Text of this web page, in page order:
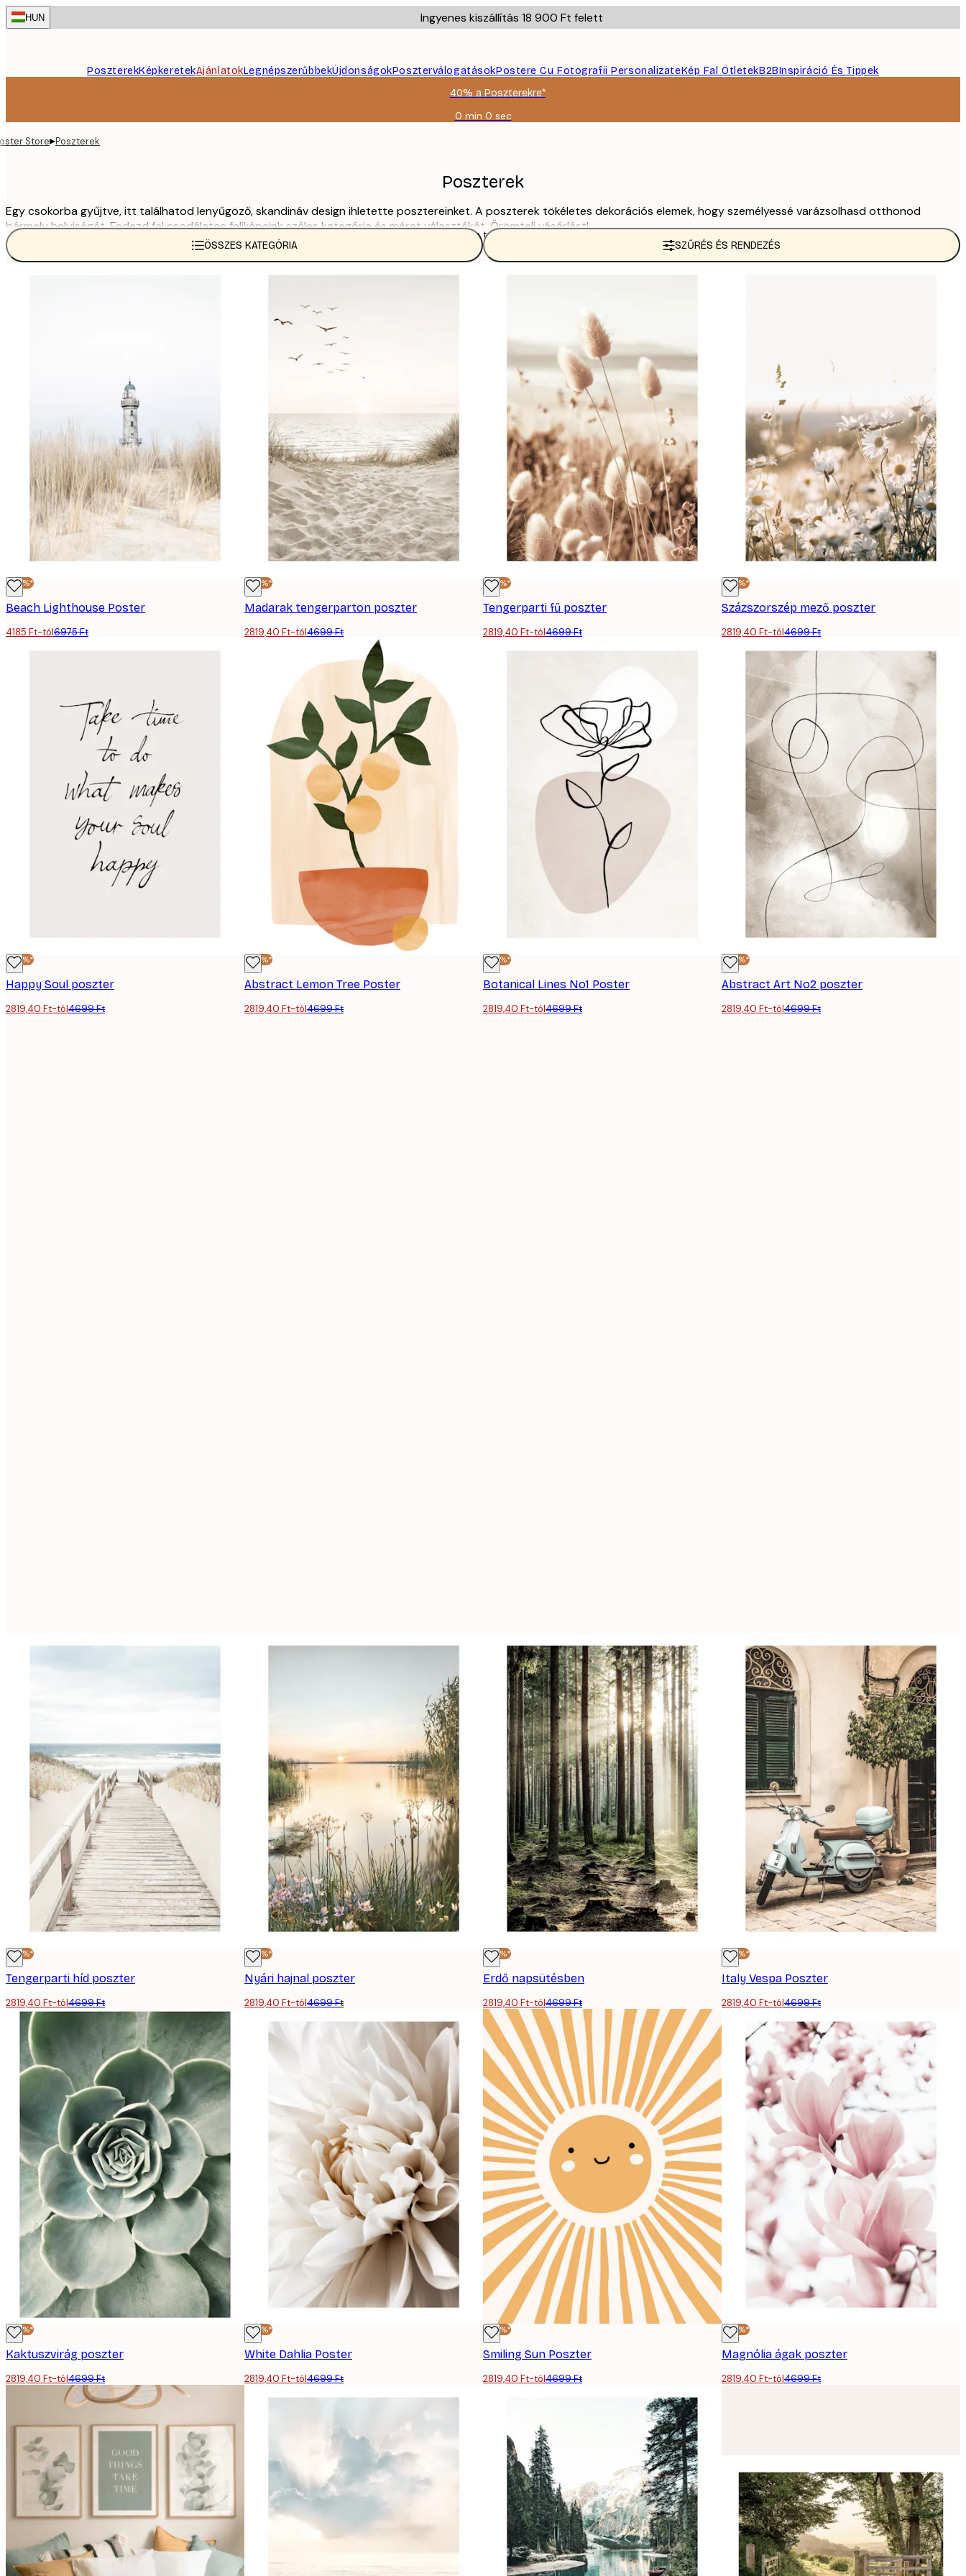
Skip
to
HUN Ingyenes kiszállítás 18 900 Ft felett
PoszterekKépkeretekAjánlatokLegnépszerűbbekÚjdonságokPoszterválogatásokPostere Cu Fotografii PersonalizateKép Fal ÖtletekB2BInspiráció És Tippek
40% a Poszterekre*
0 min 0 sec
Érvényes:
Store▸Poszterek
Poszterek
Egy csokorba gyűjtve, itt találhatod lenyűgöző, skandináv design ihletette posztereinket. A poszterek tökéletes dekorációs elemek, hogy személyessé varázsolhasd otthonod
bármely helyiségét. Fedezd fel csodálatos faliképeink széles kategória és méret választékát. Örömteli vásárlást!
Olvass tovább
ÖSSZES KATEGÓRIA SZŰRÉS ÉS RENDEZÉS
-40%*
Beach Lighthouse Poster
4185 Ft-tól6975 Ft
-40%*
Madarak tengerparton poszter
2819,40 Ft-tól4699 Ft
-40%*
Tengerparti fű poszter
2819,40 Ft-tól4699 Ft
-40%*
Százszorszép mező poszter
2819,40 Ft-tól4699 Ft
-40%*
Happy Soul poszter
2819,40 Ft-tól4699 Ft
-40%*
Abstract Lemon Tree Poster
2819,40 Ft-tól4699 Ft
-40%*
Botanical Lines No1 Poster
2819,40 Ft-tól4699 Ft
-40%*
Abstract Art No2 poszter
2819,40 Ft-tól4699 Ft
-40%*
Tengerparti híd poszter
2819,40 Ft-tól4699 Ft
-40%*
Nyári hajnal poszter
2819,40 Ft-tól4699 Ft
-40%*
Erdő napsütésben
2819,40 Ft-tól4699 Ft
-40%*
Italy Vespa Poszter
2819,40 Ft-tól4699 Ft
-40%*
Kaktuszvirág poszter
2819,40 Ft-tól4699 Ft
-40%*
White Dahlia Poster
2819,40 Ft-tól4699 Ft
-40%*
Smiling Sun Poszter
2819,40 Ft-tól4699 Ft
-40%*
Magnólia ágak poszter
2819,40 Ft-tól4699 Ft